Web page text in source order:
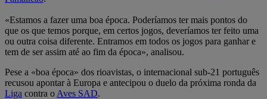
«Estamos a fazer uma boa época. Poderíamos ter mais pontos do
que os que temos porque, em certos jogos, deveríamos ter feito uma
ou outra coisa diferente. Entramos em todos os jogos para ganhar e
tem de ser assim até ao fim da época», analisou.
Pese a «boa época» dos rioavistas, o internacional sub-21 português
recusou apontar à Europa e antecipou o duelo da próxima ronda da
Liga contra o Aves SAD.